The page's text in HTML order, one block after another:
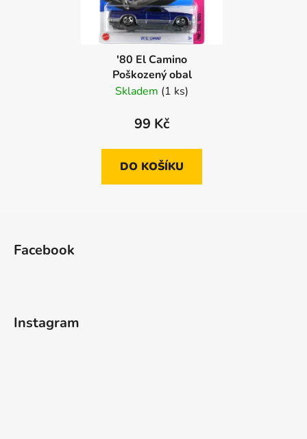
'80 El Camino
Poškozený obal
Skladem (1 ks)
99 Kč
DO KOŠÍKU
Facebook
Instagram